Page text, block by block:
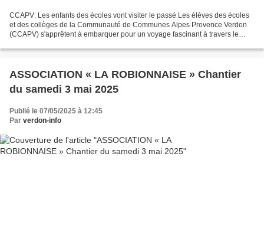
CCAPV: Les enfants des écoles vont visiter le passé Les élèves des écoles
et des collèges de la Communauté de Communes Alpes Provence Verdon
(CCAPV) s'apprêtent à embarquer pour un voyage fascinant à travers le
ASSOCIATION « LA ROBIONNAISE » Chantier
du samedi 3 mai 2025
Publié le 07/05/2025 à 12:45
Par verdon-info